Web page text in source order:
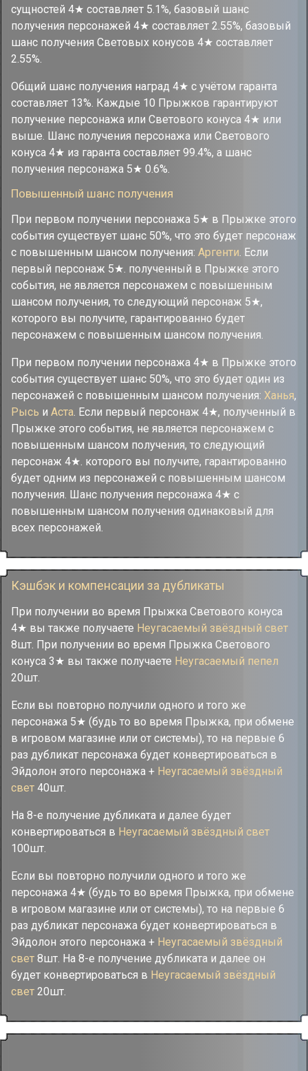
сущностей 4★ составляет 5.1%, базовый шанс
получения персонажей 4★ составляет 2.55%, базовый
шанс получения Световых конусов 4★ составляет
2.55%.
Общий шанс получения наград 4★ с учётом гаранта
составляет 13%. Каждые 10 Прыжков гарантируют
получение персонажа или Светового конуса 4★ или
выше. Шанс получения персонажа или Светового
конуса 4★ из гаранта составляет 99.4%, а шанс
получения персонажа 5★ 0.6%.
Повышенный шанс получения
При первом получении персонажа 5★ в Прыжке этого
события существует шанс 50%, что это будет персонаж
с повышенным шансом получения: Аргенти. Если
первый персонаж 5★. полученный в Прыжке этого
события, не является персонажем с повышенным
шансом получения, то следующий персонаж 5★,
которого вы получите, гарантированно будет
персонажем с повышенным шансом получения.
При первом получении персонажа 4★ в Прыжке этого
события существует шанс 50%, что это будет один из
персонажей с повышенным шансом получения: Ханья,
Рысь и Аста. Если первый персонаж 4★, полученный в
Прыжке этого события, не является персонажем с
повышенным шансом получения, то следующий
персонаж 4★. которого вы получите, гарантированно
будет одним из персонажей с повышенным шансом
получения. Шанс получения персонажа 4★ с
повышенным шансом получения одинаковый для
всех персонажей.
Кэшбэк и компенсации за дубликаты
При получении во время Прыжка Светового конуса
4★ вы также получаете Неугасаемый звёздный свет
8шт. При получении во время Прыжка Светового
конуса 3★ вы также получаете Неугасаемый пепел
20шт.
Если вы повторно получили одного и того же
персонажа 5★ (будь то во время Прыжка, при обмене
в игровом магазине или от системы), то на первые 6
раз дубликат персонажа будет конвертироваться в
Эйдолон этого персонажа + Неугасаемый звёздный
свет 40шт.
На 8-е получение дубликата и далее будет
конвертироваться в Неугасаемый звёздный свет
100шт.
Если вы повторно получили одного и того же
персонажа 4★ (будь то во время Прыжка, при обмене
в игровом магазине или от системы), то на первые 6
раз дубликат персонажа будет конвертироваться в
Эйдолон этого персонажа + Неугасаемый звёздный
свет 8шт. На 8-е получение дубликата и далее он
будет конвертироваться в Неугасаемый звёздный
свет 20шт.